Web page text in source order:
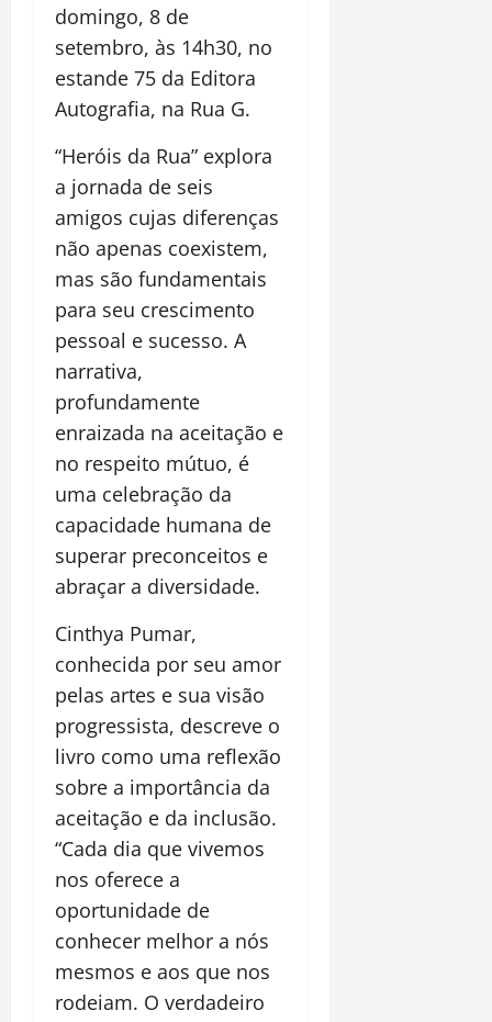
domingo, 8 de
setembro, às 14h30, no
estande 75 da Editora
Autografia, na Rua G.
“Heróis da Rua” explora
a jornada de seis
amigos cujas diferenças
não apenas coexistem,
mas são fundamentais
para seu crescimento
pessoal e sucesso. A
narrativa,
profundamente
enraizada na aceitação e
no respeito mútuo, é
uma celebração da
capacidade humana de
superar preconceitos e
abraçar a diversidade.
Cinthya Pumar,
conhecida por seu amor
pelas artes e sua visão
progressista, descreve o
livro como uma reflexão
sobre a importância da
aceitação e da inclusão.
“Cada dia que vivemos
nos oferece a
oportunidade de
conhecer melhor a nós
mesmos e aos que nos
rodeiam. O verdadeiro